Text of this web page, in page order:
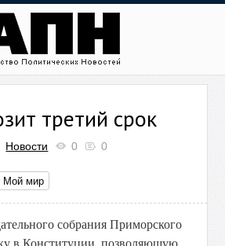
третий срок
Новости 0 0
Мой мир
собрания Приморского
в Конституции, позволяющую